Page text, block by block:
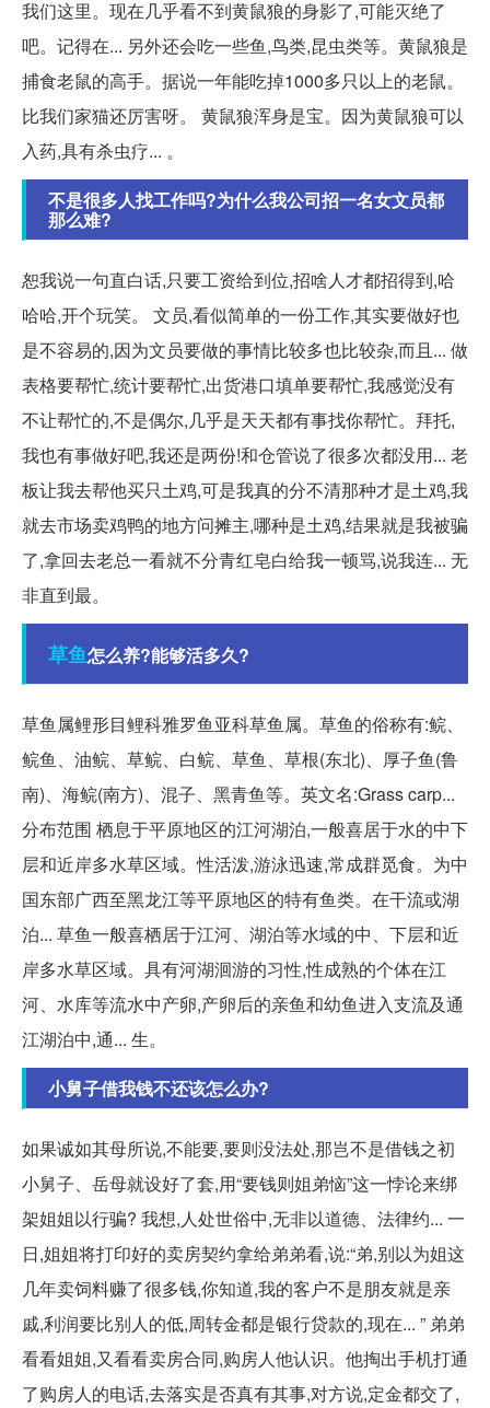
我们这里。现在几乎看不到黄鼠狼的身影了,可能灭绝了
吧。记得在... 另外还会吃一些鱼,鸟类,昆虫类等。黄鼠狼是
捕食老鼠的高手。据说一年能吃掉1000多只以上的老鼠。
比我们家猫还厉害呀。 黄鼠狼浑身是宝。因为黄鼠狼可以
入药,具有杀虫疗... 。
不是很多人找工作吗?为什么我公司招一名女文员都
那么难?
恕我说一句直白话,只要工资给到位,招啥人才都招得到,哈
哈哈,开个玩笑。 文员,看似简单的一份工作,其实要做好也
是不容易的,因为文员要做的事情比较多也比较杂,而且... 做
表格要帮忙,统计要帮忙,出货港口填单要帮忙,我感觉没有
不让帮忙的,不是偶尔,几乎是天天都有事找你帮忙。拜托,
我也有事做好吧,我还是两份!和仓管说了很多次都没用... 老
板让我去帮他买只土鸡,可是我真的分不清那种才是土鸡,我
就去市场卖鸡鸭的地方问摊主,哪种是土鸡,结果就是我被骗
了,拿回去老总一看就不分青红皂白给我一顿骂,说我连... 无
非直到最。
草鱼怎么养?能够活多久?
草鱼属鲤形目鲤科雅罗鱼亚科草鱼属。草鱼的俗称有:鲩、
鲩鱼、油鲩、草鲩、白鲩、草鱼、草根(东北)、厚子鱼(鲁
南)、海鲩(南方)、混子、黑青鱼等。英文名:Grass carp...
分布范围 栖息于平原地区的江河湖泊,一般喜居于水的中下
层和近岸多水草区域。性活泼,游泳迅速,常成群觅食。为中
国东部广西至黑龙江等平原地区的特有鱼类。在干流或湖
泊... 草鱼一般喜栖居于江河、湖泊等水域的中、下层和近
岸多水草区域。具有河湖洄游的习性,性成熟的个体在江
河、水库等流水中产卵,产卵后的亲鱼和幼鱼进入支流及通
江湖泊中,通... 生。
小舅子借我钱不还该怎么办?
如果诚如其母所说,不能要,要则没法处,那岂不是借钱之初
小舅子、岳母就设好了套,用“要钱则姐弟恼”这一悖论来绑
架姐姐以行骗? 我想,人处世俗中,无非以道德、法律约... 一
日,姐姐将打印好的卖房契约拿给弟弟看,说:“弟,别以为姐这
几年卖饲料赚了很多钱,你知道,我的客户不是朋友就是亲
戚,利润要比别人的低,周转金都是银行贷款的,现在... ” 弟弟
看看姐姐,又看看卖房合同,购房人他认识。他掏出手机打通
了购房人的电话,去落实是否真有其事,对方说,定金都交了,